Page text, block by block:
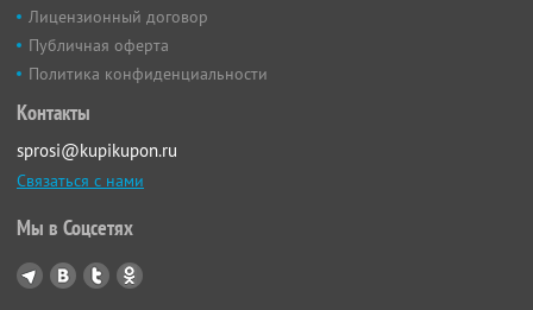
Лицензионный договор
Публичная оферта
Политика конфиденциальности
Контакты
sprosi@kupikupon.ru
Связаться с нами
Мы в Соцсетях